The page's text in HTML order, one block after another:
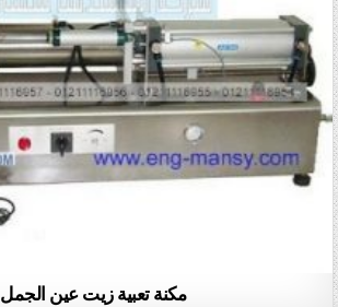
مكنة تعبية زيت عين الجمل